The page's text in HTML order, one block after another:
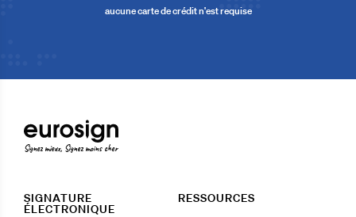
aucune carte de crédit n'est requise
Signez mieux, Signez moins cher
SIGNATURE
ÉLECTRONIQUE
RESSOURCES